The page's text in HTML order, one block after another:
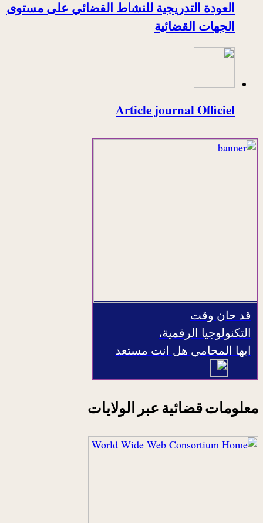
العودة التدريجية للنشاط القضائي على مستوى
الجهات القضائية
Article journal Officiel
قد حان وقت
التكنولوجيا الرقمية،
ايها المحامي هل انت مستعد
معلومات قضائية عبر الولايات